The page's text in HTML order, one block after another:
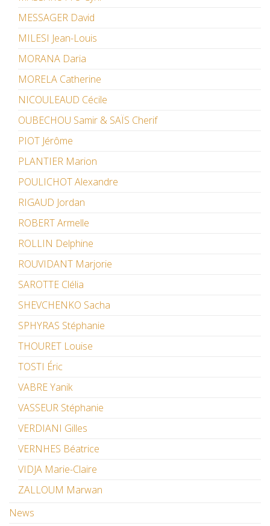
MESSAGER David
MILESI Jean-Louis
MORANA Daria
MORELA Catherine
NICOULEAUD Cécile
OUBECHOU Samir & SAÏS Cherif
PIOT Jérôme
PLANTIER Marion
POULICHOT Alexandre
RIGAUD Jordan
ROBERT Armelle
ROLLIN Delphine
ROUVIDANT Marjorie
SAROTTE Clélia
SHEVCHENKO Sacha
SPHYRAS Stéphanie
THOURET Louise
TOSTI Éric
VABRE Yanik
VASSEUR Stéphanie
VERDIANI Gilles
VERNHES Béatrice
VIDJA Marie-Claire
ZALLOUM Marwan
News